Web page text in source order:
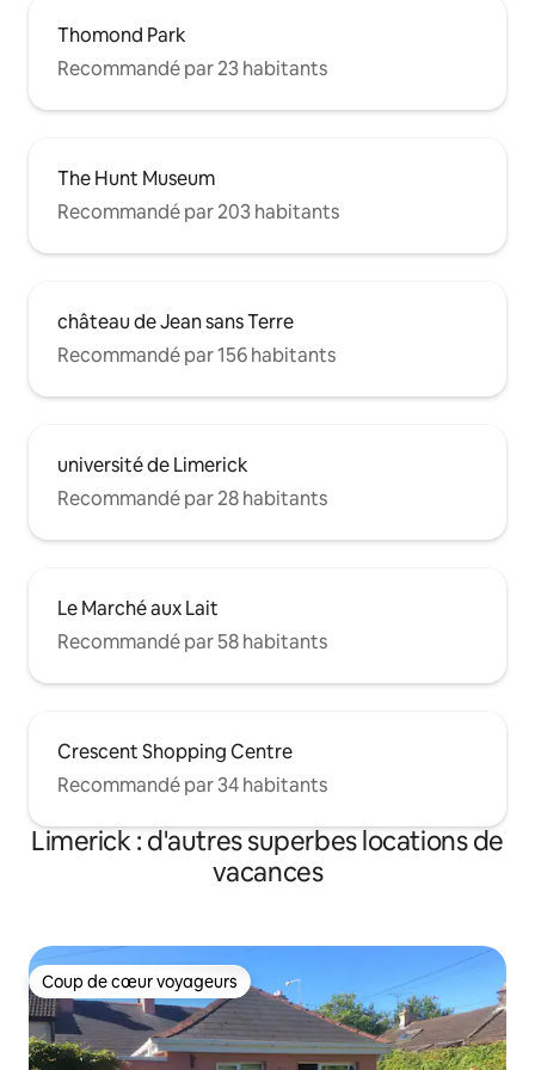
Thomond Park
Recommandé par 23 habitants
The Hunt Museum
Recommandé par 203 habitants
château de Jean sans Terre
Recommandé par 156 habitants
université de Limerick
Recommandé par 28 habitants
Le Marché aux Lait
Recommandé par 58 habitants
Crescent Shopping Centre
Recommandé par 34 habitants
Limerick : d'autres superbes locations de
vacances
Coup de cœur voyageurs
Coup de cœur voyageurs